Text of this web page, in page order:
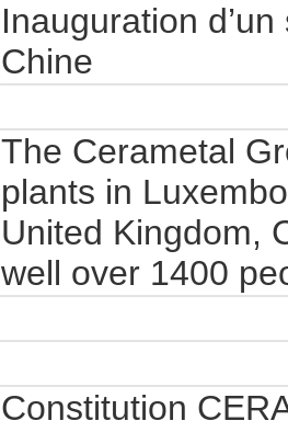
Inauguration
Chine
The Cerametal
plants in
United Kingdom,
well over 1400
Constitution